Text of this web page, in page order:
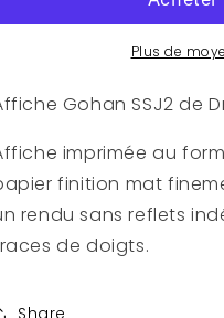
Plus de
Gohan SSJ2 de
imprimée au
finition mat
rendu sans reflets
de doigts.
Share